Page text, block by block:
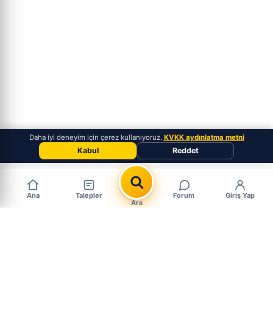
Ana
Talepler
Ara
Forum Giriş Yap
Daha iyi deneyim için çerez kullanıyoruz. KVKK aydınlatma metni
Kabul Reddet